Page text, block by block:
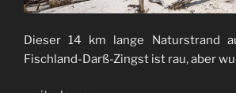
Dieser 14 km lange Naturstrand
Fischland-Darß-Zingst ist rau, aber